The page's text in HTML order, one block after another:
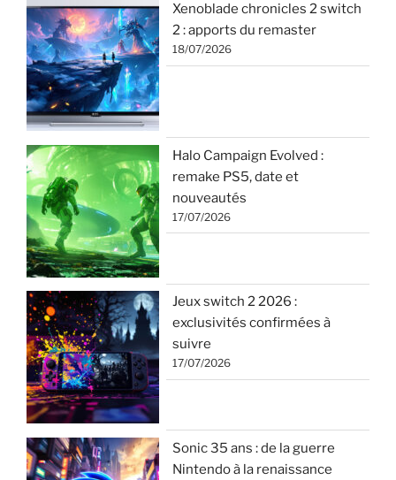
Xenoblade chronicles 2 switch
2 : apports du remaster
18/07/2026
Halo Campaign Evolved :
remake PS5, date et
nouveautés
17/07/2026
Jeux switch 2 2026 :
exclusivités confirmées à
suivre
17/07/2026
Sonic 35 ans : de la guerre
Nintendo à la renaissance